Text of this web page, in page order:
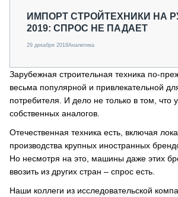
ИМПОРТ СТРОЙТЕХНИКИ НА
2019: СПРОС НЕ ПАДАЕТ
29 декабря 2018Аналитика
Зарубежная строительная техника по-
весьма популярной и привлекательной
потребителя. И дело не только в том, что
собственных аналогов.
Отечественная техника есть, включая
производства крупных иностранных
Но несмотря на это, машины даже этих
ввозить из других стран – спрос есть.
Наши коллеги из исследовательской